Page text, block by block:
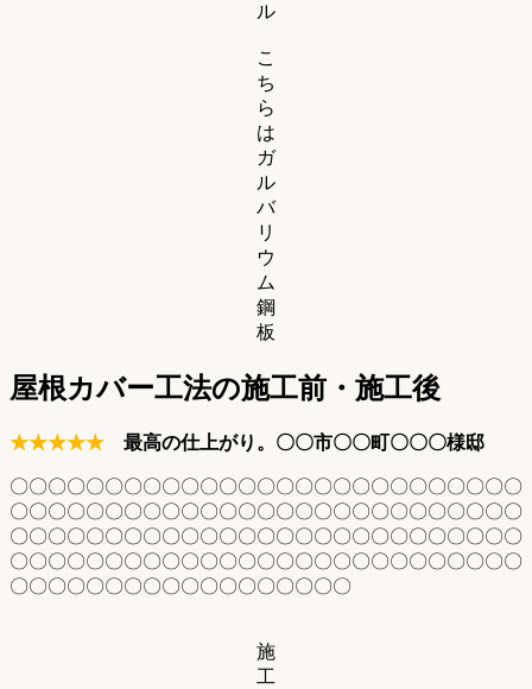
ル
こ
ち
ら
は
ガ
ル
バ
リ
ウ
ム
鋼
板
屋根カバー工法の施工前・施工後
★★★★★ 最高の仕上がり。〇〇市〇〇町〇〇〇様邸
〇〇〇〇〇〇〇〇〇〇〇〇〇〇〇〇〇〇〇〇〇〇〇〇〇〇〇
〇〇〇〇〇〇〇〇〇〇〇〇〇〇〇〇〇〇〇〇〇〇〇〇〇〇〇
〇〇〇〇〇〇〇〇〇〇〇〇〇〇〇〇〇〇〇〇〇〇〇〇〇〇〇
〇〇〇〇〇〇〇〇〇〇〇〇〇〇〇〇〇〇〇〇〇〇〇〇〇〇〇
〇〇〇〇〇〇〇〇〇〇〇〇〇〇〇〇〇〇
施
工